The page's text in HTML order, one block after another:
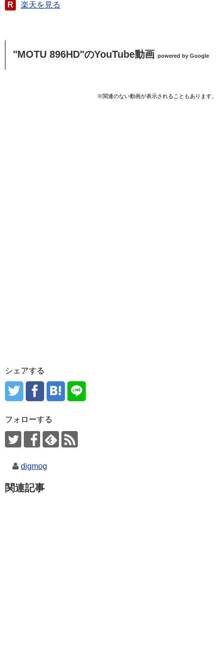
R
楽天を見る
"MOTU 896HD"のYouTube動画 powered by Google
※関連のない動画が表示されることもあります。
シェアする
フォローする
digmog
関連記事